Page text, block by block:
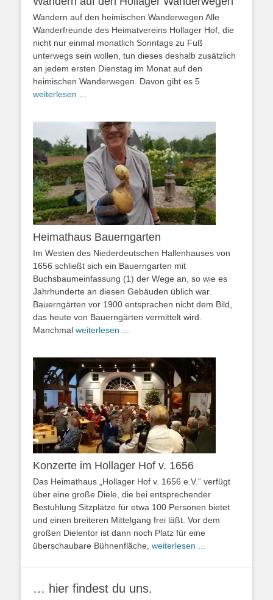
Wandern auf den heimischen Wanderwegen Alle
Wanderfreunde des Heimatvereins Hollager Hof, die
nicht nur einmal monatlich Sonntags zu Fuß
unterwegs sein wollen, tun dieses deshalb zusätzlich
an jedem ersten Dienstag im Monat auf den
heimischen Wanderwegen. Davon gibt es 5
weiterlesen ...
Heimathaus Bauerngarten
Im Westen des Niederdeutschen Hallenhauses von
1656 schließt sich ein Bauerngarten mit
Buchsbaumeinfassung (1) der Wege an, so wie es
Jahrhunderte an diesen Gebäuden üblich war.
Bauerngärten vor 1900 entsprachen nicht dem Bild,
das heute von Bauerngärten vermittelt wird.
Manchmal weiterlesen ...
Konzerte im Hollager Hof v. 1656
Das Heimathaus „Hollager Hof v. 1656 e.V.“ verfügt
über eine große Diele, die bei entsprechender
Bestuhlung Sitzplätze für etwa 100 Personen bietet
und einen breiteren Mittelgang frei läßt. Vor dem
großen Dielentor ist dann noch Platz für eine
überschaubare Bühnenfläche, weiterlesen ...
… hier findest du uns.